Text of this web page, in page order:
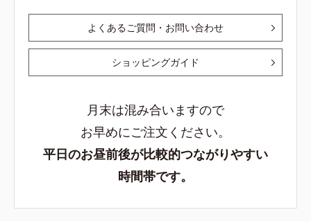
よくあるご質問・お問い合わせ
ショッピングガイド
月末は混み合いますので
お早めにご注文ください。
平日のお昼前後が比較的つながりやすい
時間帯です。